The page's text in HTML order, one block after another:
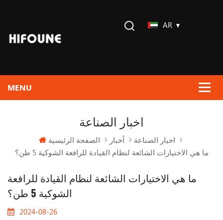
AR
اخبار الصناعة
الصفحة الرئيسية أخبار
اخبار الصناعة
ما هي الاختيارات الشائعة لنظام القيادة للرافعة الشوكية 5 طن؟
ما هي الاختيارات الشائعة لنظام القيادة للرافعة
الشوكية 5 طن؟
2024-08-26